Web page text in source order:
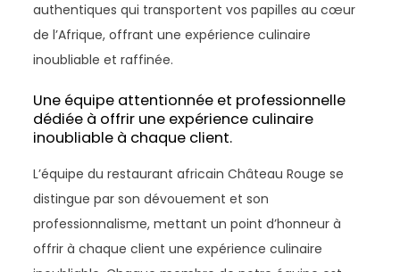
authentiques qui transportent vos papilles au cœur
de l’Afrique, offrant une expérience culinaire
inoubliable et raffinée.
Une équipe attentionnée et professionnelle
dédiée à offrir une expérience culinaire
inoubliable à chaque client.
L’équipe du restaurant africain Château Rouge se
distingue par son dévouement et son
professionnalisme, mettant un point d’honneur à
offrir à chaque client une expérience culinaire